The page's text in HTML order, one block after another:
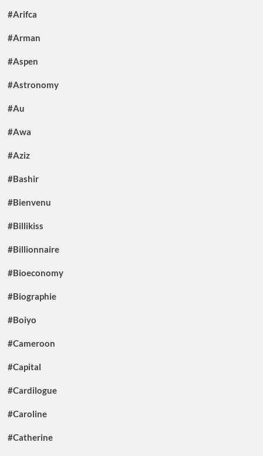
#Arifca
#Arman
#Aspen
#Astronomy
#Au
#Awa
#Aziz
#Bashir
#Bienvenu
#Billikiss
#Billionnaire
#Bioeconomy
#Biographie
#Boiyo
#Cameroon
#Capital
#Cardilogue
#Caroline
#Catherine